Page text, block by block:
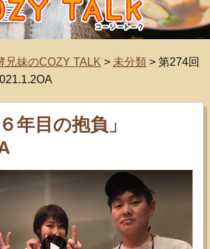
兄妹のCOZY TALK > 未分類> 第274回
年目の抱負」